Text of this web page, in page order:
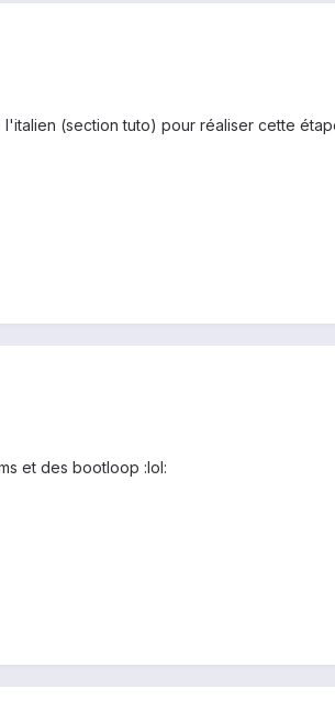
(section tuto) pour réaliser cette
et des bootloop :lol: